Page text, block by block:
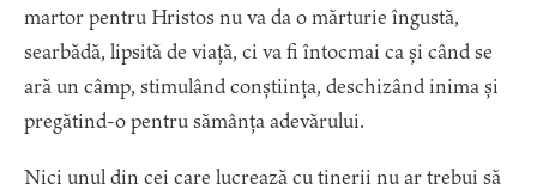
martor pentru Hristos nu va da o mărturie îngustă,
searbădă, lipsită de viață, ci va fi întocmai ca și când se
ară un câmp, stimulând conștiința, deschizând inima și
pregătind-o pentru sămânța adevărului.
Nici unul din cei care lucrează cu tinerii nu ar trebui să